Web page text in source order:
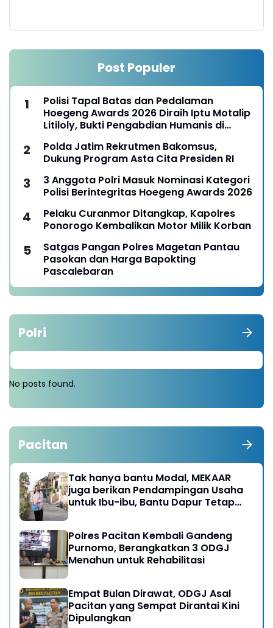
Post Populer
Polisi Tapal Batas dan Pedalaman
Hoegeng Awards 2026 Diraih Iptu Motalip
Litiloly, Bukti Pengabdian Humanis di
Polda Jatim Rekrutmen Bakomsus,
Dukung Program Asta Cita Presiden RI
3 Anggota Polri Masuk Nominasi Kategori
Polisi Berintegritas Hoegeng Awards 2026
Pelaku Curanmor Ditangkap, Kapolres
Ponorogo Kembalikan Motor Milik Korban
Satgas Pangan Polres Magetan Pantau
Pasokan dan Harga Bapokting
Pascalebaran
Polri
No posts found.
Pacitan
Tak hanya bantu Modal, MEKAAR
juga berikan Pendampingan Usaha
untuk Ibu-ibu, Bantu Dapur Tetap
Polres Pacitan Kembali Gandeng
Purnomo, Berangkatkan 3 ODGJ
Menahun untuk Rehabilitasi
Empat Bulan Dirawat, ODGJ Asal
Pacitan yang Sempat Dirantai Kini
Dipulangkan